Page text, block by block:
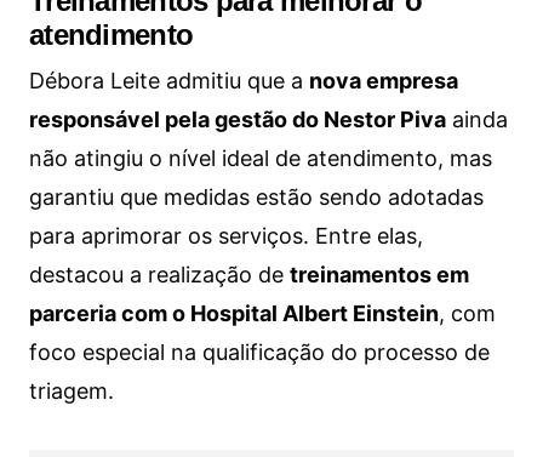
atendimento
Débora Leite admitiu que a nova empresa
responsável pela gestão do Nestor Piva ainda
não atingiu o nível ideal de atendimento, mas
garantiu que medidas estão sendo adotadas
para aprimorar os serviços. Entre elas,
destacou a realização de treinamentos em
parceria com o Hospital Albert Einstein, com
foco especial na qualificação do processo de
triagem.